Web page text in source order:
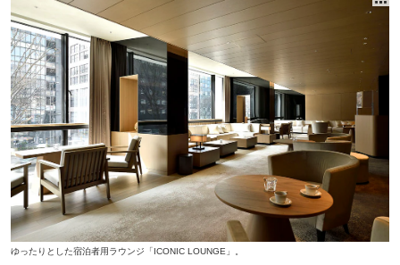
ゆったりとした宿泊者用ラウンジ「ICONIC LOUNGE」。